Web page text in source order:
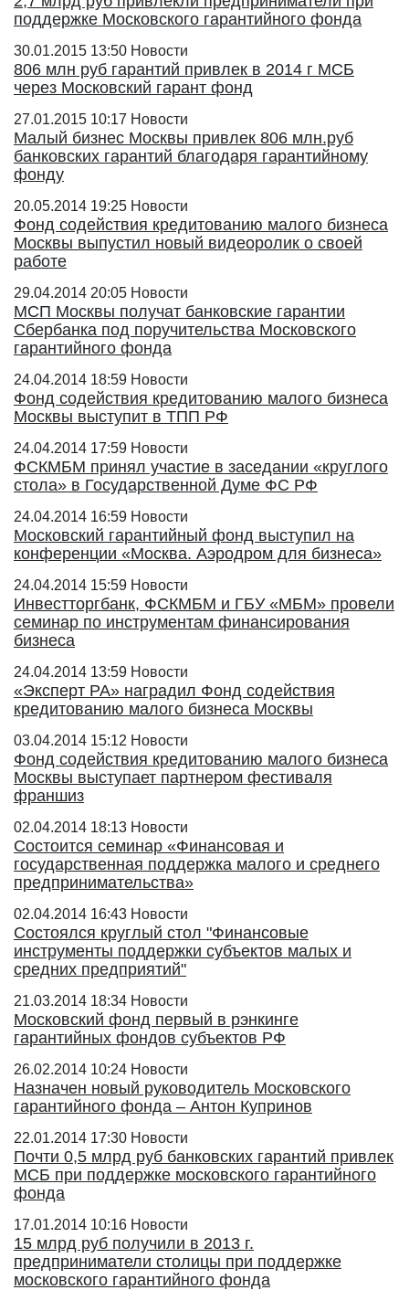
поддержке Московского гарантийного фонда
30.01.2015 13:50 Новости
806 млн руб гарантий привлек в 2014 г МСБ
через Московский гарант фонд
27.01.2015 10:17 Новости
Малый бизнес Москвы привлек 806 млн.руб
банковских гарантий благодаря гарантийному
фонду
20.05.2014 19:25 Новости
Фонд содействия кредитованию малого бизнеса
Москвы выпустил новый видеоролик о своей
работе
29.04.2014 20:05 Новости
МСП Москвы получат банковские гарантии
Сбербанка под поручительства Московского
гарантийного фонда
24.04.2014 18:59 Новости
Фонд содействия кредитованию малого бизнеса
Москвы выступит в ТПП РФ
24.04.2014 17:59 Новости
ФСКМБМ принял участие в заседании «круглого
стола» в Государственной Думе ФС РФ
24.04.2014 16:59 Новости
Московский гарантийный фонд выступил на
конференции «Москва. Аэродром для бизнеса»
24.04.2014 15:59 Новости
Инвестторгбанк, ФСКМБМ и ГБУ «МБМ» провели
семинар по инструментам финансирования
бизнеса
24.04.2014 13:59 Новости
«Эксперт РА» наградил Фонд содействия
кредитованию малого бизнеса Москвы
03.04.2014 15:12 Новости
Фонд содействия кредитованию малого бизнеса
Москвы выступает партнером фестиваля
франшиз
02.04.2014 18:13 Новости
Состоится семинар «Финансовая и
государственная поддержка малого и среднего
предпринимательства»
02.04.2014 16:43 Новости
Состоялся круглый стол "Финансовые
инструменты поддержки субъектов малых и
средних предприятий"
21.03.2014 18:34 Новости
Московский фонд первый в рэнкинге
гарантийных фондов субъектов РФ
26.02.2014 10:24 Новости
Назначен новый руководитель Московского
гарантийного фонда – Антон Купринов
22.01.2014 17:30 Новости
Почти 0,5 млрд руб банковских гарантий привлек
МСБ при поддержке московского гарантийного
фонда
17.01.2014 10:16 Новости
15 млрд руб получили в 2013 г.
предприниматели столицы при поддержке
московского гарантийного фонда